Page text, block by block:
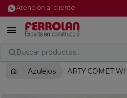
Atención al cliente

Buscar productos...
Azulejos ARTY COMET